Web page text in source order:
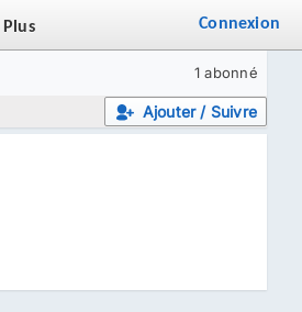
Plus Connexion
1 abonné
Ajouter / Suivre